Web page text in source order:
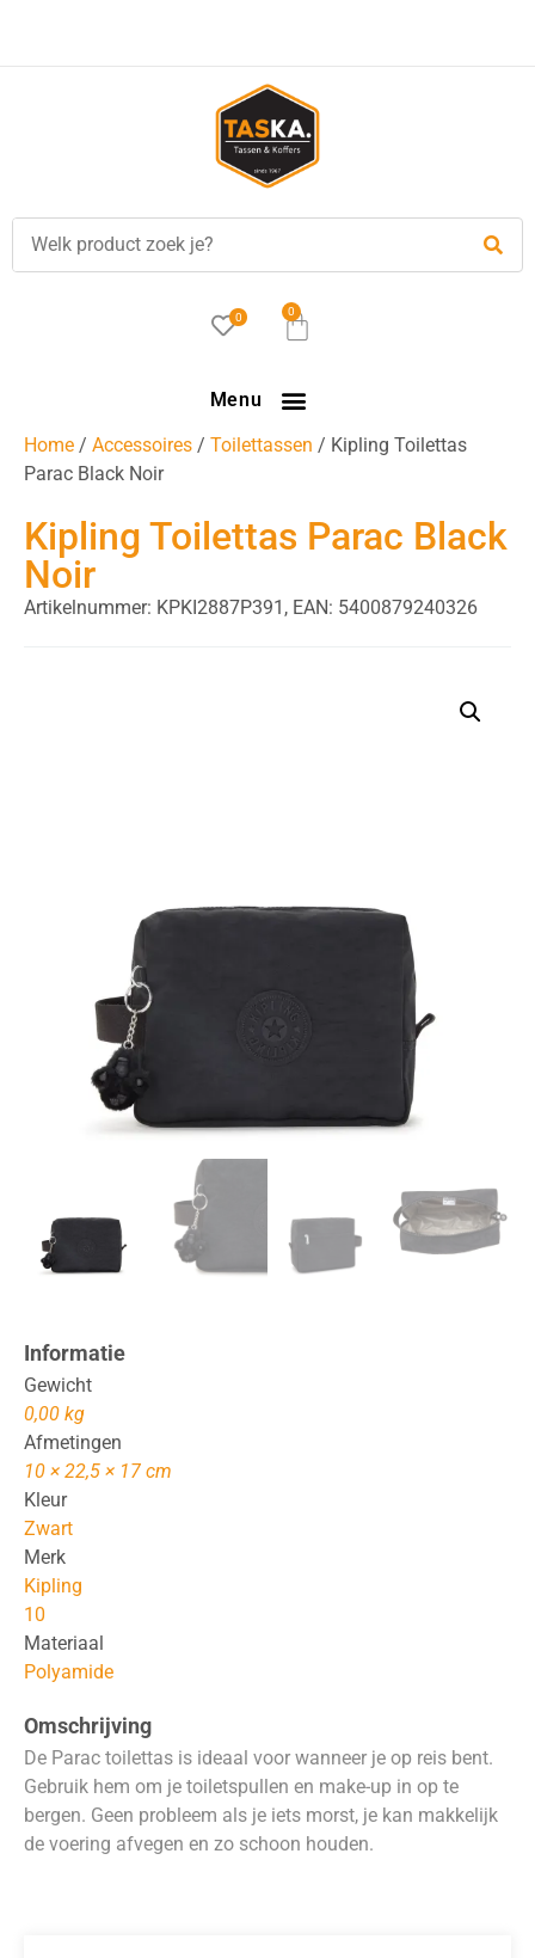
besteld, is vandaag verzonden!
0 0
Menu
Home / Accessoires / Toilettassen / Kipling Toilettas
Parac Black Noir
Kipling Toilettas Parac Black
Noir
Artikelnummer: KPKI2887P391, EAN: 5400879240326
Informatie
Gewicht
0,00 kg
Afmetingen
10 × 22,5 × 17 cm
Kleur
Zwart
Merk
Kipling
10
Materiaal
Polyamide
Omschrijving
De Parac toilettas is ideaal voor wanneer je op reis bent.
Gebruik hem om je toiletspullen en make-up in op te
bergen. Geen probleem als je iets morst, je kan makkelijk
de voering afvegen en zo schoon houden.